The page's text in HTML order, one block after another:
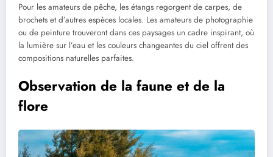
Pour les amateurs de pêche, les étangs regorgent de carpes, de
brochets et d’autres espèces locales. Les amateurs de photographie
ou de peinture trouveront dans ces paysages un cadre inspirant, où
la lumière sur l’eau et les couleurs changeantes du ciel offrent des
compositions naturelles parfaites.
Observation de la faune et de la
flore